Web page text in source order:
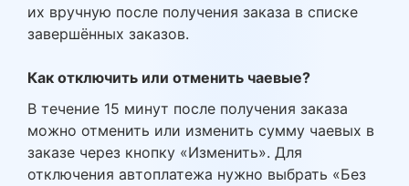
их вручную после получения заказа в списке
завершённых заказов.
Как отключить или отменить чаевые?
В течение 15 минут после получения заказа
можно отменить или изменить сумму чаевых в
заказе через кнопку «Изменить». Для
отключения автоплатежа нужно выбрать «Без